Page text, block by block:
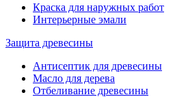
Краска для наружных работ
Интерьерные эмали
Защита древесины
Антисептик для древесины
Масло для дерева
Отбеливание древесины